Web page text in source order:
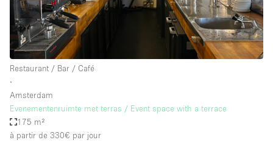
Restaurant / Bar / Café
∙
Amsterdam
Evenementenruimte met terras / Event space with a terrace
175 m²
à partir de 330€ par jour